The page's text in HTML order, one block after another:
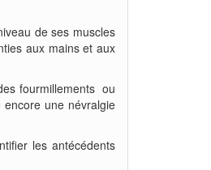
de ses muscles
aux mains et aux
fourmillements ou
une névralgie
les antécédents